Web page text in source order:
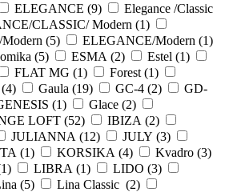
ELEGANCE (9)
Elegance /Classic
CLASSIC/ Modern (1)
(5) ELEGANCE/Modern (1)
(5) ESMA (2) Estel (1)
FLAT MG (1) Forest (1)
4) Gaula (19) GC-4 (2)
GD-
(1) Glace (2)
LOFT (52) IBIZA (2)
JULIANNA (12) JULY (3)
(1) KORSIKA (4) Kvadro (3)
1) LIBRA (1) LIDO (3)
(5) Lina Classic (2)